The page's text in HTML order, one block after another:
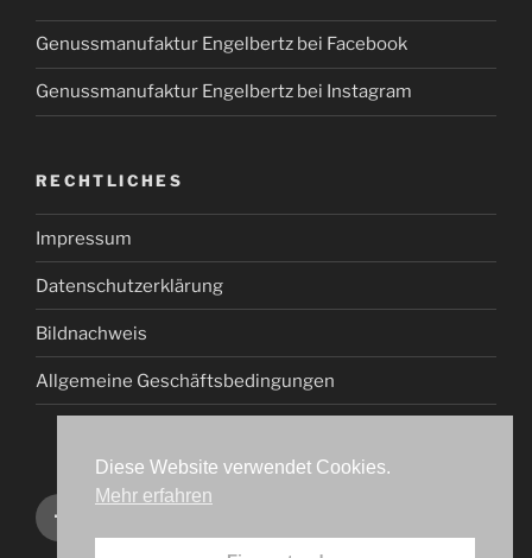
Genussmanufaktur Engelbertz bei Facebook
Genussmanufaktur Engelbertz bei Instagram
RECHTLICHES
Impressum
Datenschutzerklärung
Bildnachweis
Allgemeine Geschäftsbedingungen
Genussmanufaktur
Engelbertz
Genussmanufaktur
Engelbertz
Diese Website verwendet Cookies.
Mehr erfahren